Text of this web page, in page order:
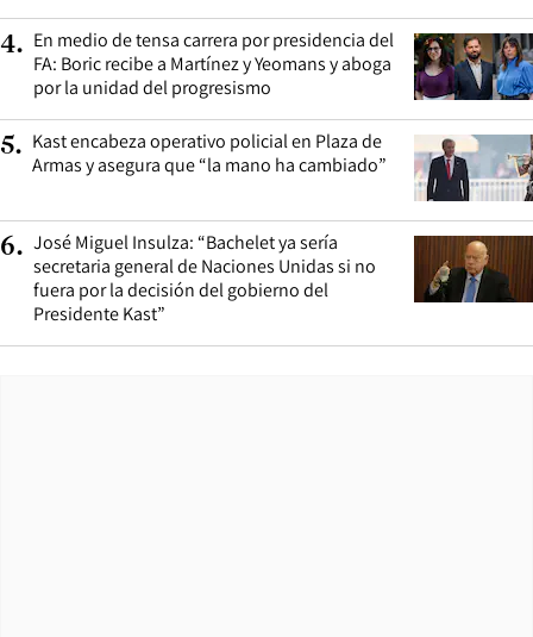
4. En medio de tensa carrera por presidencia del
FA: Boric recibe a Martínez y Yeomans y aboga
por la unidad del progresismo
5. Kast encabeza operativo policial en Plaza de
Armas y asegura que “la mano ha cambiado”
6. José Miguel Insulza: “Bachelet ya sería
secretaria general de Naciones Unidas si no
fuera por la decisión del gobierno del
Presidente Kast”